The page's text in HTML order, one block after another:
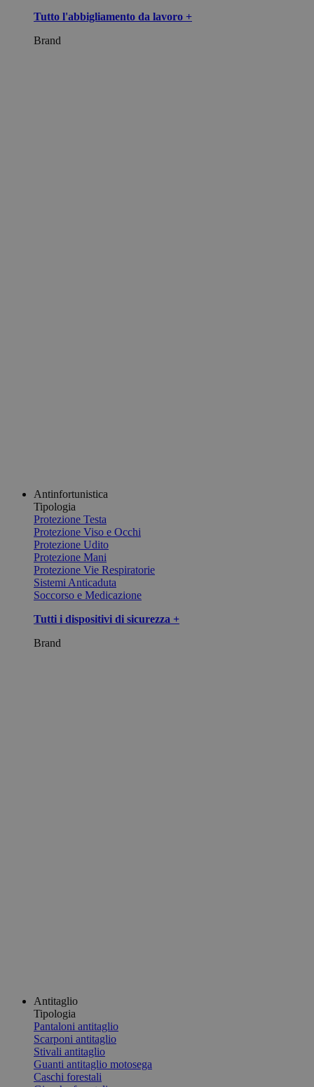
Tutto l'abbigliamento da lavoro +
Brand
Antinfortunistica
Tipologia
Protezione Testa
Protezione Viso e Occhi
Protezione Udito
Protezione Mani
Protezione Vie Respiratorie
Sistemi Anticaduta
Soccorso e Medicazione
Tutti i dispositivi di sicurezza +
Brand
Antitaglio
Tipologia
Pantaloni antitaglio
Scarponi antitaglio
Stivali antitaglio
Guanti antitaglio motosega
Caschi forestali